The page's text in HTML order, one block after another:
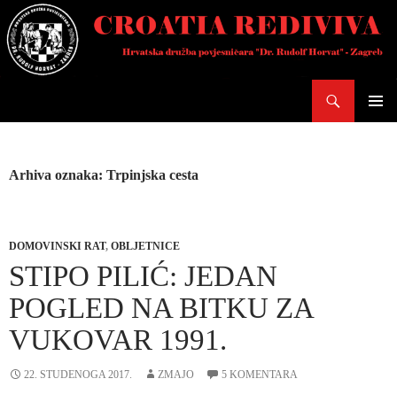
Skoči
do
sadržaja
Arhiva oznaka: Trpinjska cesta
DOMOVINSKI RAT, OBLJETNICE
STIPO PILIĆ: JEDAN
POGLED NA BITKU ZA
VUKOVAR 1991.
22. STUDENOGA 2017. ZMAJO 5 KOMENTARA